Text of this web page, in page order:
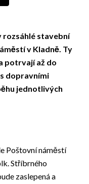
rozsáhlé stavební
v Kladně. Ty
potrvají až do
dopravními
jednotlivých
Poštovní náměstí
Stříbrného
zaslepená a